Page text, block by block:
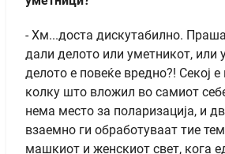
- Хм...доста дискутабилно.
дали делото или уметникот, или
делото е повеќе вредно?! Секој
колку што вложил во самиот
нема место за поларизација, и
взаемно ги обработуваат тие
машкиот и женскиот свет, кога